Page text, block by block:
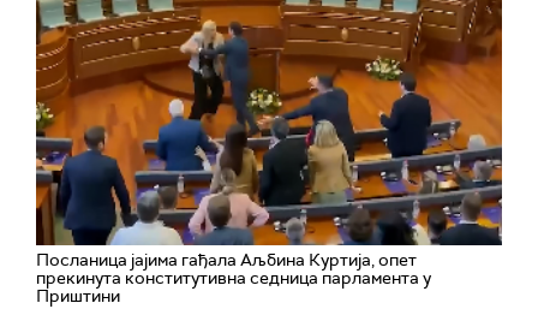
Посланица јајима гађала Аљбина Куртија, опет
прекинута конститутивна седница парламента у
Приштини